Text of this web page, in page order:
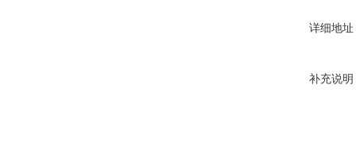
详细地址
补充说明